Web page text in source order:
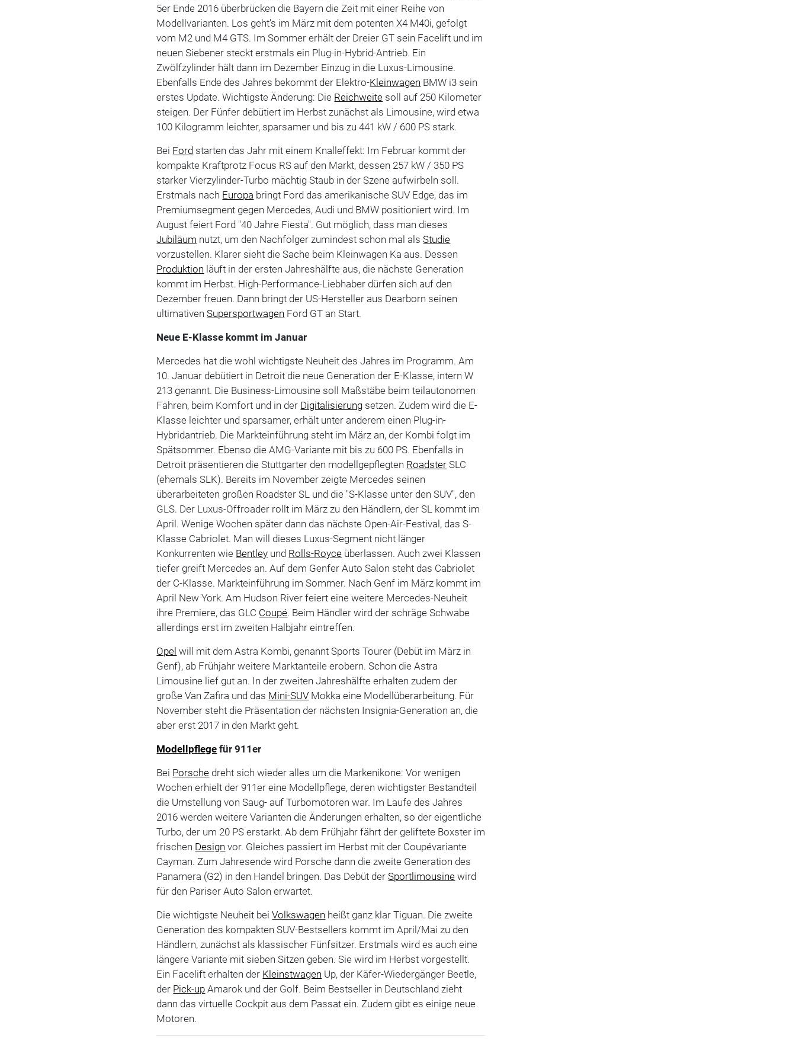
5er Ende 2016 überbrücken die Bayern die Zeit mit einer Reihe von
Modellvarianten. Los geht’s im März mit dem potenten X4 M40i, gefolgt
vom M2 und M4 GTS. Im Sommer erhält der Dreier GT sein Facelift und im
neuen Siebener steckt erstmals ein Plug-in-Hybrid-Antrieb. Ein
Zwölfzylinder hält dann im Dezember Einzug in die Luxus-Limousine.
Ebenfalls Ende des Jahres bekommt der Elektro-Kleinwagen BMW i3 sein
erstes Update. Wichtigste Änderung: Die Reichweite soll auf 250 Kilometer
steigen. Der Fünfer debütiert im Herbst zunächst als Limousine, wird etwa
100 Kilogramm leichter, sparsamer und bis zu 441 kW / 600 PS stark.
Bei Ford starten das Jahr mit einem Knalleffekt: Im Februar kommt der
kompakte Kraftprotz Focus RS auf den Markt, dessen 257 kW / 350 PS
starker Vierzylinder-Turbo mächtig Staub in der Szene aufwirbeln soll.
Erstmals nach Europa bringt Ford das amerikanische SUV Edge, das im
Premiumsegment gegen Mercedes, Audi und BMW positioniert wird. Im
August feiert Ford "40 Jahre Fiesta". Gut möglich, dass man dieses
Jubiläum nutzt, um den Nachfolger zumindest schon mal alsStudie
vorzustellen. Klarer sieht die Sache beim Kleinwagen Ka aus. Dessen
Produktion läuft in der ersten Jahreshälfte aus, die nächste Generation
kommt im Herbst. High-Performance-Liebhaber dürfen sich auf den
Dezember freuen. Dann bringt der US-Hersteller aus Dearborn seinen
ultimativenSupersportwagen Ford GT an Start.
Neue E-Klasse kommt im Januar
Mercedes hat die wohl wichtigste Neuheit des Jahres im Programm. Am
10. Januar debütiert in Detroit die neue Generation der E-Klasse, intern W
213 genannt. Die Business-Limousine soll Maßstäbe beim teilautonomen
Fahren, beim Komfort und in der Digitalisierung setzen. Zudem wird die E-
Klasse leichter und sparsamer, erhält unter anderem einen Plug-in-
Hybridantrieb. Die Markteinführung steht im März an, der Kombi folgt im
Spätsommer. Ebenso die AMG-Variante mit bis zu 600 PS. Ebenfalls in
Detroit präsentieren die Stuttgarter den modellgepflegten Roadster SLC
(ehemals SLK). Bereits im November zeigte Mercedes seinen
überarbeiteten großen Roadster SL und die "S-Klasse unter den SUV", den
GLS. Der Luxus-Offroader rollt im März zu den Händlern, der SL kommt im
April. Wenige Wochen später dann das nächste Open-Air-Festival, das S-
Klasse Cabriolet. Man will dieses Luxus-Segment nicht länger
Konkurrenten wie Bentley und Rolls-Royce überlassen. Auch zwei Klassen
tiefer greift Mercedes an. Auf dem Genfer Auto Salon steht das Cabriolet
der C-Klasse. Markteinführung im Sommer. Nach Genf im März kommt im
April New York. Am Hudson River feiert eine weitere Mercedes-Neuheit
ihre Premiere, das GLC Coupé. Beim Händler wird der schräge Schwabe
allerdings erst im zweiten Halbjahr eintreffen.
Opel will mit dem Astra Kombi, genannt Sports Tourer (Debüt im März in
Genf), ab Frühjahr weitere Marktanteile erobern. Schon die Astra
Limousine lief gut an. In der zweiten Jahreshälfte erhalten zudem der
große Van Zafira und das Mini-SUV Mokka eine Modellüberarbeitung. Für
November steht die Präsentation der nächsten Insignia-Generation an, die
aber erst 2017 in den Markt geht.
Modellpflege für 911er
Bei Porsche dreht sich wieder alles um die Markenikone: Vor wenigen
Wochen erhielt der 911er eine Modellpflege, deren wichtigster Bestandteil
die Umstellung von Saug- auf Turbomotoren war. Im Laufe des Jahres
2016 werden weitere Varianten die Änderungen erhalten, so der eigentliche
Turbo, der um 20 PS erstarkt. Ab dem Frühjahr fährt der geliftete Boxster im
frischen Design vor. Gleiches passiert im Herbst mit der Coupévariante
Cayman. Zum Jahresende wird Porsche dann die zweite Generation des
Panamera (G2) in den Handel bringen. Das Debüt derSportlimousine wird
für den Pariser Auto Salon erwartet.
Die wichtigste Neuheit beiVolkswagen heißt ganz klar Tiguan. Die zweite
Generation des kompakten SUV-Bestsellers kommt im April/Mai zu den
Händlern, zunächst als klassischer Fünfsitzer. Erstmals wird es auch eine
längere Variante mit sieben Sitzen geben. Sie wird im Herbst vorgestellt.
Ein Facelift erhalten der Kleinstwagen Up, der Käfer-Wiedergänger Beetle,
der Pick-up Amarok und der Golf. Beim Bestseller in Deutschland zieht
dann das virtuelle Cockpit aus dem Passat ein. Zudem gibt es einige neue
Motoren.